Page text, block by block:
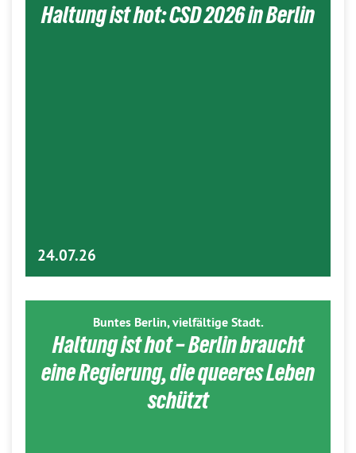
Haltung ist hot: CSD 2026 in Berlin
24.07.26
Buntes Berlin, vielfältige Stadt.
Haltung ist hot – Berlin braucht
eine Regierung, die queeres Leben
schützt